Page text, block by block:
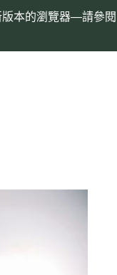
版本的瀏覽器—請參閱